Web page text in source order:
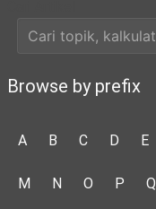
Browse by prefix
A B C D E
M N O P Q